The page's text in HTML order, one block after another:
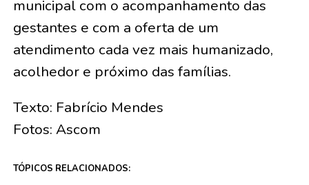
municipal com o acompanhamento das
gestantes e com a oferta de um
atendimento cada vez mais humanizado,
acolhedor e próximo das famílias.
Texto: Fabrício Mendes
Fotos: Ascom
TÓPICOS RELACIONADOS: